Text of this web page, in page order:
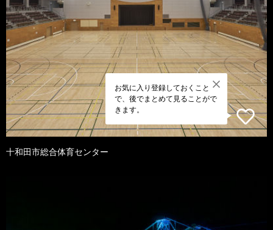
お気に入り登録しておくこと
で、後でまとめて見ることがで
きます。
十和田市総合体育センター